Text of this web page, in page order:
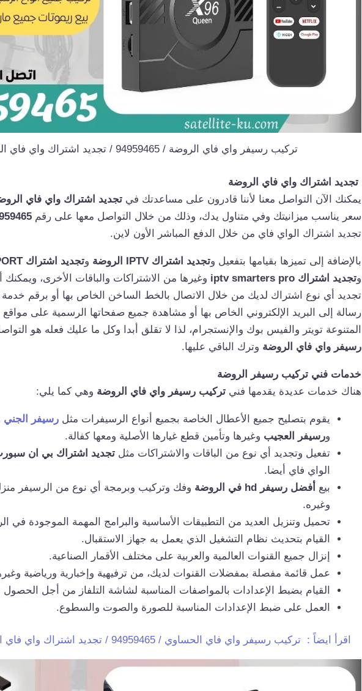
تركيب رسيفر واي فاي الروضة / 94959465 / تجديد اشتراك واي فاي الروضة
تجديد اشتراك واي فاي الروضة
يمكنك الآن التواصل معنا لأننا قادرون على مساعدتك فيتجديد اشتراك واي فاي
سعر يناسب ميزانيتك وفي متناول يدك، وذلك من خلال التواصل معها على رقم
تجديد اشتراك الواي فاي من خلال الدفع المباشر الأون لاين.
بالإضافة إلى تميزها بقيامها بتفعيل وتجديد اشتراك IPTV الروضة وتجديد اشتراك BEIN SPORT الروضة
وتجديد اشتراك iptv smarters pro
وغيرها من الاشتراكات والباقات الأخرى،
تجديد أي نوع اشتراك لديك من خلال الاتصال بالخط الساخن الخاص بها أو برقم خدمة
رسالة إلى البريد الإلكتروني الخاص بها أو مشاهدة جميع صفحاتها الرسمية على مواقع
المتنوعة تويتر والفيس بوك والإنستجرام، لذا لا تقلق أبدا وكل ما عليك فعله هو
رسيفر واي فاي الروضة وترك الباقي عليها.
خدمات فني تركيب رسيفر الروضة
هناك خدمات عديدة يقدمها فنيتركيب رسيفر واي فاي الروضة وهي كما يلي:
يقوم بتصليح جميع الأعطال الخاصة بجميع أنواع الرسيفرات مثلرسيفر الجني
ورسيفر العجيب وغيرها وتأمين قطع غيارها الأصلية ومعها كفالة.
تفعيل وتجديد أي نوع من الباقات والاشتراكات مثلتجديد اشتراك بي ان
الواي فاي أيضا.
بيع أفضل رسيفر hd في الروضة وفك وتركيب وبرمجة أي نوع من الرسيفر
وغيره.
تحميل وتنزيل العديد من التطبيقات الأساسية والبرامج المهمة الموجودة في
القيام بتحديث نظام التشغيل الذي يعمل به جهاز الاستقبال.
إنزال جميع القنوات العالمية والعربية على مختلف الأقمار الصناعية.
عمل قائمة مفصلة بمفضلات القنوات لديك، من ترفيهية وإخبارية ورياضية
القيام بضبط الإعدادات بالمواصفات المناسبة لشاشة التلفاز من أجل
العمل على ضبط الإعدادات المناسبة للصورة والصوت والسطوع.
اقرأ ايضاً : تركيب رسيفر واي فاي الحساوي / 94959465 / تجديد اشتراك واي فاي الحساوي